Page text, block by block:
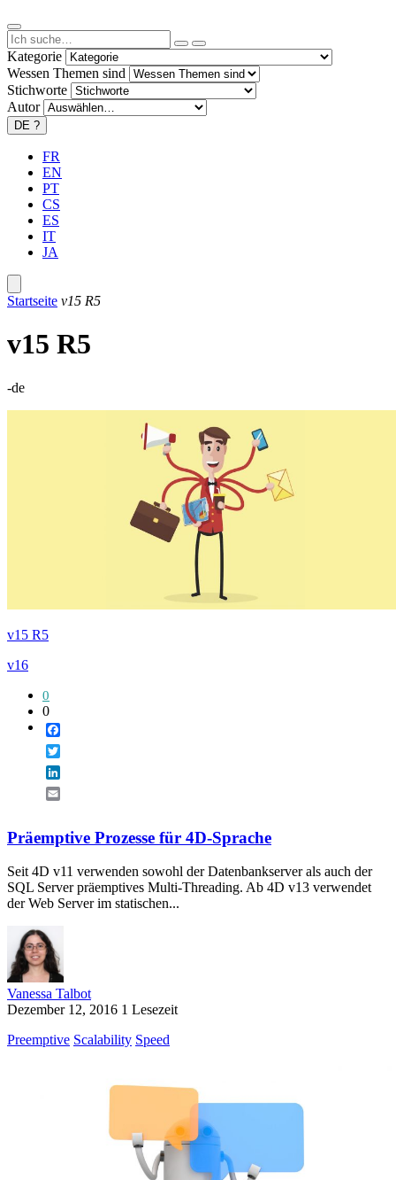
Kategorie
Wessen Themen sind
Stichworte
Autor
DE ?
FR
EN
PT
CS
ES
IT
JA
Startseite v15 R5
v15 R5
-de
v15 R5
v16
0
0
Präemptive Prozesse für 4D-Sprache
Seit 4D v11 verwenden sowohl der Datenbankserver als auch der
SQL Server präemptives Multi-Threading. Ab 4D v13 verwendet
der Web Server im statischen...
Vanessa Talbot
Dezember 12, 2016 1 Lesezeit
Preemptive Scalability Speed